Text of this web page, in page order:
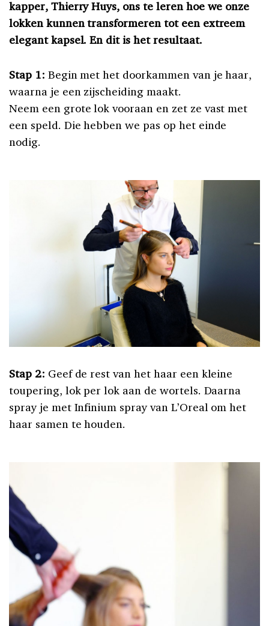
kapper, Thierry Huys, ons te leren hoe we onze
lokken kunnen transformeren tot een extreem
elegant kapsel. En dit is het resultaat.
Stap 1: Begin met het doorkammen van je haar,
waarna je een zijscheiding maakt.
Neem een grote lok vooraan en zet ze vast met
een speld. Die hebben we pas op het einde
nodig.
Stap 2: Geef de rest van het haar een kleine
toupering, lok per lok aan de wortels. Daarna
spray je met Infinium spray van L’Oreal om het
haar samen te houden.